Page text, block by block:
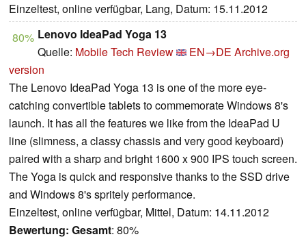
Einzeltest, online verfügbar, Lang, Datum: 15.11.2012
80% Lenovo IdeaPad Yoga 13
Quelle: Mobile Tech Review EN→DE Archive.org
version
The Lenovo IdeaPad Yoga 13 is one of the more eye-
catching convertible tablets to commemorate Windows 8's
launch. It has all the features we like from the IdeaPad U
line (slimness, a classy chassis and very good keyboard)
paired with a sharp and bright 1600 x 900 IPS touch screen.
The Yoga is quick and responsive thanks to the SSD drive
and Windows 8's spritely performance.
Einzeltest, online verfügbar, Mittel, Datum: 14.11.2012
Bewertung: Gesamt: 80%